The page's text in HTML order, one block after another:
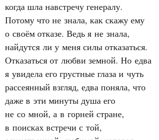
когда шла навстречу генералу.
Потому что не знала, как скажу ему
о своём отказе. Ведь я не знала,
найдутся ли у меня силы отказаться.
Отказаться от любви земной. Но едва
я увидела его грустные глаза и чуть
рассеянный взгляд, едва поняла, что
даже в эти минуты душа его
не со мной, а в горней стране,
в поисках встречи с той,